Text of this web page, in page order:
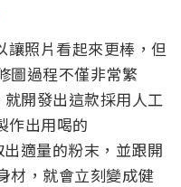
照片看起來更棒，但
圖過程不僅非常繁
開發出這款採用人工
作出用喝的
適量的粉末，並跟開
材，就會立刻變成健